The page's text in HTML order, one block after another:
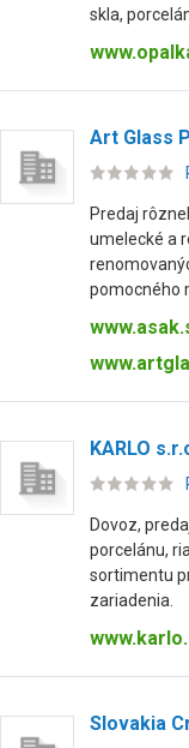
skla,
Art Glass
Predaj
umelecké a
pomocného
KARLO
Dovoz,
porcelánu,
sortimentu
zariadenia.
Slovakia